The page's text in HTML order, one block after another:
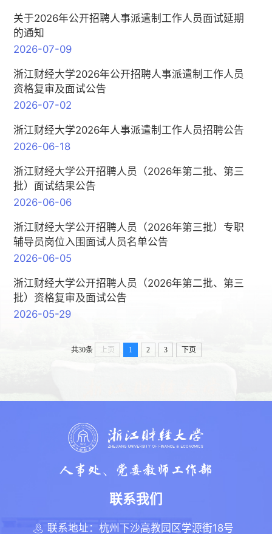
关于2026年公开招聘人事派遣制工作人员面试延期
的通知
2026-07-09
浙江财经大学2026年公开招聘人事派遣制工作人员
资格复审及面试公告
2026-07-02
浙江财经大学2026年人事派遣制工作人员招聘公告
2026-06-18
浙江财经大学公开招聘人员（2026年第二批、第三
批）面试结果公告
2026-06-06
浙江财经大学公开招聘人员（2026年第三批）专职
辅导员岗位入围面试人员名单公告
2026-06-05
浙江财经大学公开招聘人员（2026年第二批、第三
批）资格复审及面试公告
2026-05-29
共30条 上页 1 2 3 下页
联系我们
联系地址：杭州下沙高教园区学源街18号